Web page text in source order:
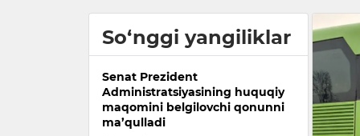
So‘nggi yangiliklar
Senat Prezident
Administratsiyasining huquqiy
maqomini belgilovchi qonunni
ma’qulladi